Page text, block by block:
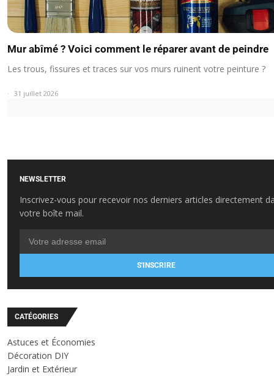
Mur abîmé ? Voici comment le réparer avant de peindre
Les trous, fissures et traces sur vos murs ruinent votre peinture ?
31 juillet 2026
NEWSLETTER
Inscrivez-vous pour recevoir nos derniers articles directement
votre boîte mail.
S'INSCRIRE
CATÉGORIES
Astuces et Économies
Décoration DIY
Jardin et Extérieur